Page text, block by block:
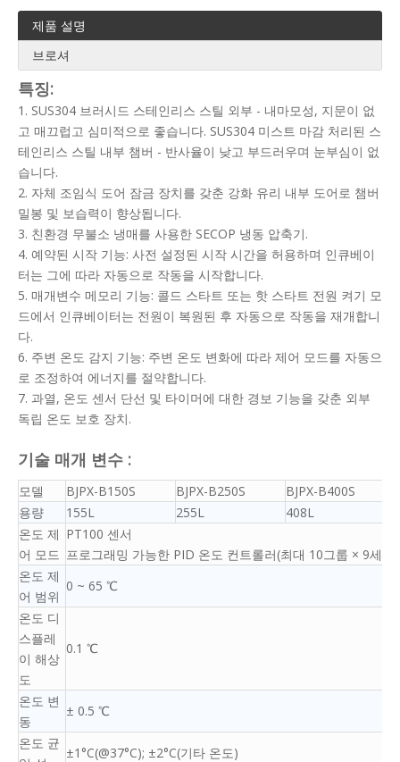
제품 설명
브로셔
특징:
1. SUS304 브러시드 스테인리스 스틸 외부 - 내마모성, 지문이 없
고 매끄럽고 심미적으로 좋습니다. SUS304 미스트 마감 처리된 스
테인리스 스틸 내부 챔버 - 반사율이 낮고 부드러우며 눈부심이 없
습니다.
2. 자체 조임식 도어 잠금 장치를 갖춘 강화 유리 내부 도어로 챔버
밀봉 및 보습력이 향상됩니다.
3. 친환경 무불소 냉매를 사용한 SECOP 냉동 압축기.
4. 예약된 시작 기능: 사전 설정된 시작 시간을 허용하며 인큐베이
터는 그에 따라 자동으로 작동을 시작합니다.
5. 매개변수 메모리 기능: 콜드 스타트 ​​또는 핫 스타트 전원 켜기 모
드에서 인큐베이터는 전원이 복원된 후 자동으로 작동을 재개합니
다.
6. 주변 온도 감지 기능: 주변 온도 변화에 따라 제어 모드를 자동으
로 조정하여 에너지를 절약합니다.
7. 과열, 온도 센서 단선 및 타이머에 대한 경보 기능을 갖춘 외부
독립 온도 보호 장치.
기술 매개 변수 :
모델 BJPX-B150S BJPX-B250S BJPX-B400S
용량
155L 255L 408L
온도 제
어 모드
PT100 센서
프로그래밍 가능한 PID 온도 컨트롤러(최대 10그룹 × 9세그
온도 제
어 범위
0 ~ 65 ℃
온도 디
스플레
이 해상
도
0.1 ℃
온도 변
동
± 0.5 ℃
온도 균
±1°C(@37°C); ±2°C(기타 온도)